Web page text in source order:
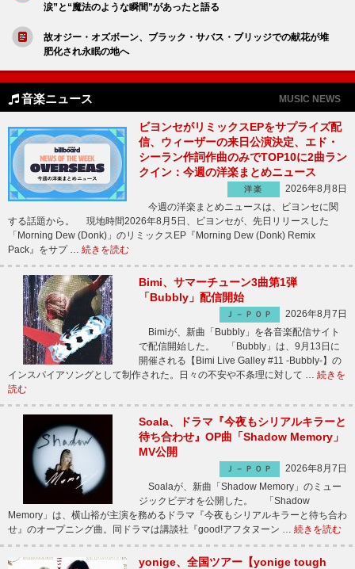
涙”と“魔法のような瞬間”があったと語る
故オジー・オズボーン、ブラック・サバス・ブリッジでの献花が堆
肥化され永眠の地へ
音楽ニュース MUSIC NEWS
ビヨンセがリミックスEPをサプライズ配
信、ウィーザーの来日公演決定、エド・
シーラン作詞作曲のみでTOP10に2曲ラン
クイン：今週の洋楽まとめニュース
洋楽
2026年8月8日
今週の洋楽まとめニュースは、ビヨンセに関
する話題から。 現地時間2026年8月5日、ビヨンセが、先日リリースした
「Morning Dew (Donk)」のリミックスEP『Morning Dew (Donk) Remix
Pack』をサプ … 続きを読む
Bimi、サマーチューン3曲第1弾
「Bubbly」配信開始
Ｊ－ＰＯＰ
2026年8月7日
Bimiが、新曲「Bubbly」を各音楽配信サイト
で配信開始した。 「Bubbly」は、9月13日に
開催される【Bimi Live Galley #11 -Bubbly-】の
インスパイアソングとして制作された。日々の不安や不条理に対して … 続きを
読む
Soala、ドラマ『今夜もシリアルキラーと
待ち合わせ』OP曲「Shadow Memory」
MV公開
Ｊ－ＰＯＰ
2026年8月7日
Soalaが、新曲「Shadow Memory」のミュー
ジックビデオを公開した。 「Shadow
Memory」は、横山裕が主演を務めるドラマ『今夜もシリアルキラーと待ち合わ
せ』のオープニング曲。同ドラマは講談社『good!アフタヌーン … 続きを読む
yonige、全国ツアー【yonige tough